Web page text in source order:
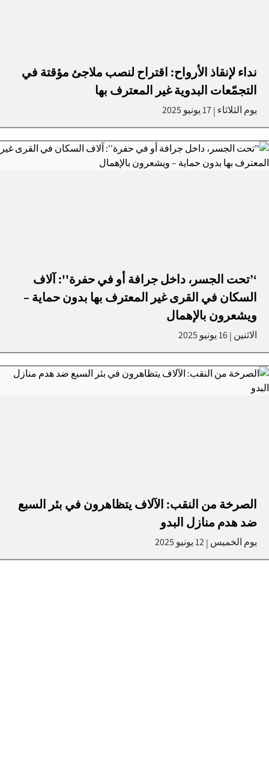
نداء لإنقاذ الأرواح: اقتراح لنصب ملاجئ مؤقتة في
التجمّعات البدوية غير المعترف بها
يوم الثلاثاء |17 يونيو 2025
‘’تحت الجسر، داخل جرافة أو في حفرة'': آلاف
السكان في القرى غير المعترف بها بدون حماية –
ويشعرون بالإهمال
الاثنين |16 يونيو 2025
الصرخة من النقب: الآلاف يتظاهرون في بئر السبع
ضد هدم منازل البدو
يوم الخميس |12 يونيو 2025